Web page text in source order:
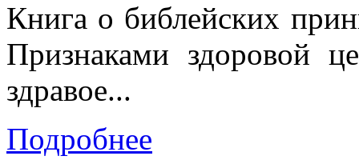
Книга о библейских
Признаками здоровой
здравое...
Подробнее